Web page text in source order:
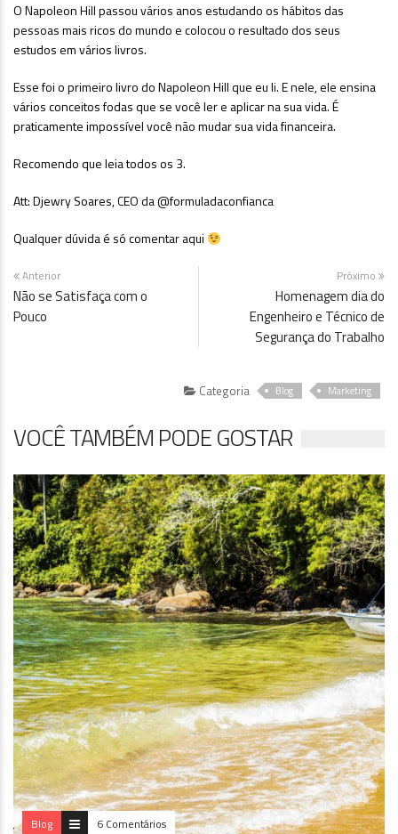
O Napoleon Hill passou vários anos estudando os hábitos das
pessoas mais ricos do mundo e colocou o resultado dos seus
estudos em vários livros.
Esse foi o primeiro livro do Napoleon Hill que eu li. E nele, ele ensina
vários conceitos fodas que se você ler e aplicar na sua vida. É
praticamente impossível você não mudar sua vida financeira.
Recomendo que leia todos os 3.
Att: Djewry Soares, CEO da @formuladaconfianca
Qualquer dúvida é só comentar aqui
Anterior
Não se Satisfaça com o
Pouco
Próximo
Homenagem dia do
Engenheiro e Técnico de
Segurança do Trabalho
Categoria Blog Marketing
VOCÊ TAMBÉM PODE GOSTAR
Blog 6 Comentários